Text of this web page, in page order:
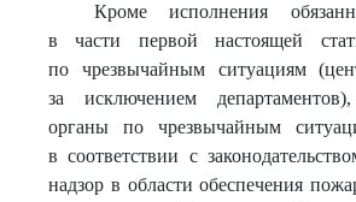
Кроме исполнения
в части первой настоящей
по чрезвычайным ситуациям
за исключением
органы по чрезвычайным
в соответствии с
надзор в области обеспечения